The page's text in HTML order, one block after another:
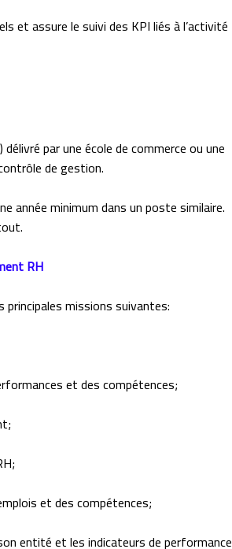
et assure le suivi des KPI liés à l’activité
par une école de commerce ou une
de gestion.
année minimum dans un poste similaire.
RH
principales missions suivantes:
et des compétences;
et des compétences;
entité et les indicateurs de performance